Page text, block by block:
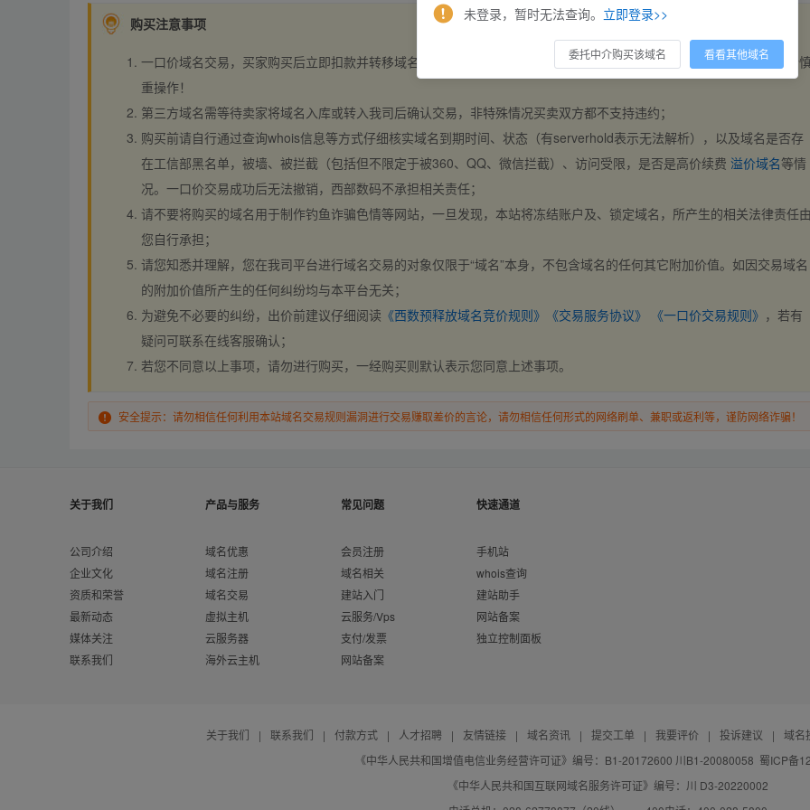
购买注意事项
一口价域名交易，买家购买后立即扣款并转移域名，交易自动完成。买卖双方都不支持违约，一旦出价不支持撤销，请
重操作！
第三方域名需等待卖家将域名入库或转入我司后确认交易，非特殊情况买卖双方都不支持违约；
购买前请自行通过查询whois信息等方式仔细核实域名到期时间、状态（有serverhold表示无法解析），以及域名是否存
在工信部黑名单，被墙、被拦截（包括但不限定于被360、QQ、微信拦截）、访问受限，是否是高价续费 溢价域名等情
况。一口价交易成功后无法撤销，西部数码不承担相关责任；
请不要将购买的域名用于制作钓鱼诈骗色情等网站，一旦发现，本站将冻结账户及、锁定域名，所产生的相关法律责任
您自行承担；
请您知悉并理解，您在我司平台进行域名交易的对象仅限于“域名”本身，不包含域名的任何其它附加价值。如因交易域名
的附加价值所产生的任何纠纷均与本平台无关；
为避免不必要的纠纷，出价前建议仔细阅读 《西数预释放域名竞价规则》 《交易服务协议》 《一口价交易规则》 ，若有
疑问可联系在线客服确认；
若您不同意以上事项，请勿进行购买，一经购买则默认表示您同意上述事项。
安全提示：请勿相信任何利用本站域名交易规则漏洞进行交易赚取差价的言论，请勿相信任何形式的网络刷单、兼职或返利等，谨防网络诈骗！
关于我们
公司介绍
企业文化
资质和荣誉
最新动态
媒体关注
联系我们
产品与服务
域名优惠
域名注册
域名交易
虚拟主机
云服务器
海外云主机
常见问题
会员注册
域名相关
建站入门
云服务/Vps
支付/发票
网站备案
快速通道
手机站
whois查询
建站助手
网站备案
独立控制面板
关于我们 | 联系我们 | 付款方式 | 人才招聘 | 友情链接 | 域名资讯 | 提交工单 | 我要评价 | 投诉建议 |
域名
《中华人民共和国增值电信业务经营许可证》编号：B1-20172600 川B1-20080058 蜀ICP备
《中华人民共和国互联网域名服务许可证》编号：川 D3-20220002
未登录，暂时无法查询。 立即登录>>
委托中介购买该域名 看看其他域名